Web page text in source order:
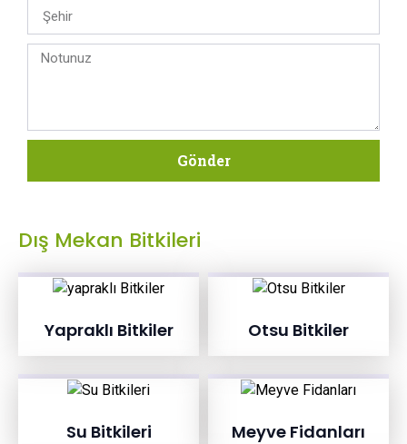
Gönder
Dış Mekan Bitkileri
Yapraklı Bitkiler Otsu Bitkiler
Su Bitkileri Meyve Fidanları